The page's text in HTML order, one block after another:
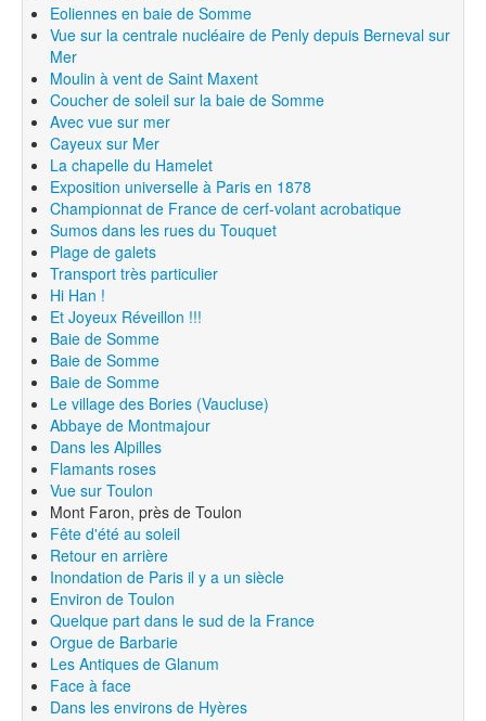
Eoliennes en baie de Somme
Vue sur la centrale nucléaire de Penly depuis Berneval sur
Mer
Moulin à vent de Saint Maxent
Coucher de soleil sur la baie de Somme
Avec vue sur mer
Cayeux sur Mer
La chapelle du Hamelet
Exposition universelle à Paris en 1878
Championnat de France de cerf-volant acrobatique
Sumos dans les rues du Touquet
Plage de galets
Transport très particulier
Hi Han !
Et Joyeux Réveillon !!!
Baie de Somme
Baie de Somme
Baie de Somme
Le village des Bories (Vaucluse)
Abbaye de Montmajour
Dans les Alpilles
Flamants roses
Vue sur Toulon
Mont Faron, près de Toulon
Fête d'été au soleil
Retour en arrière
Inondation de Paris il y a un siècle
Environ de Toulon
Quelque part dans le sud de la France
Orgue de Barbarie
Les Antiques de Glanum
Face à face
Dans les environs de Hyères